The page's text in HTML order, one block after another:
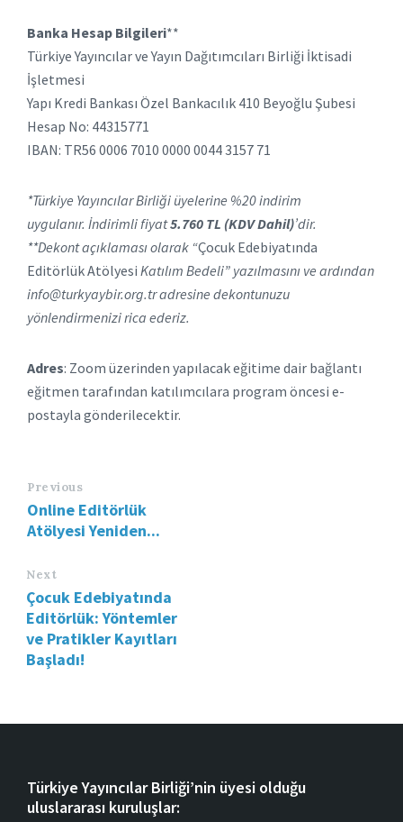
Banka Hesap Bilgileri**
Türkiye Yayıncılar ve Yayın Dağıtımcıları Birliği İktisadi
İşletmesi
Yapı Kredi Bankası Özel Bankacılık 410 Beyoğlu Şubesi
Hesap No: 44315771
IBAN: TR56 0006 7010 0000 0044 3157 71
*Türkiye Yayıncılar Birliği üyelerine %20 indirim
uygulanır. İndirimli fiyat5.760 TL (KDV Dahil)’dir.
**Dekont açıklaması olarak “Çocuk Edebiyatında
Editörlük Atölyesi Katılım Bedeli” yazılmasını ve ardından
info@turkyaybir.org.tr adresine dekontunuzu
yönlendirmenizi rica ederiz.
Adres: Zoom üzerinden yapılacak eğitime dair bağlantı
eğitmen tarafından katılımcılara program öncesi e-
postayla gönderilecektir.
Previous
Online Editörlük
Atölyesi Yeniden...
Next
Çocuk Edebiyatında
Editörlük: Yöntemler
ve Pratikler Kayıtları
Başladı!
Türkiye Yayıncılar Birliği’nin üyesi olduğu
uluslararası kuruluşlar: